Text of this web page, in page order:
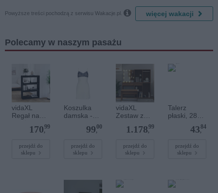
Powyższe treści pochodzą z serwisu Wakacje.pl.  więcej wakacji
Polecamy w naszym pasażu
vidaXL
Regał na
książki/prze
groda,
80x30x103,
5 cm,
170,
99
przejdź do
sklepu
Koszulka
damska -
CHEMISE
99,
00
przejdź do
sklepu
vidaXL
Zestaw z
oświetlenie
brązowy
dąb
1.178,
99
przejdź do
sklepu
Talerz
płaski, 28
43,
84
przejdź do
sklepu